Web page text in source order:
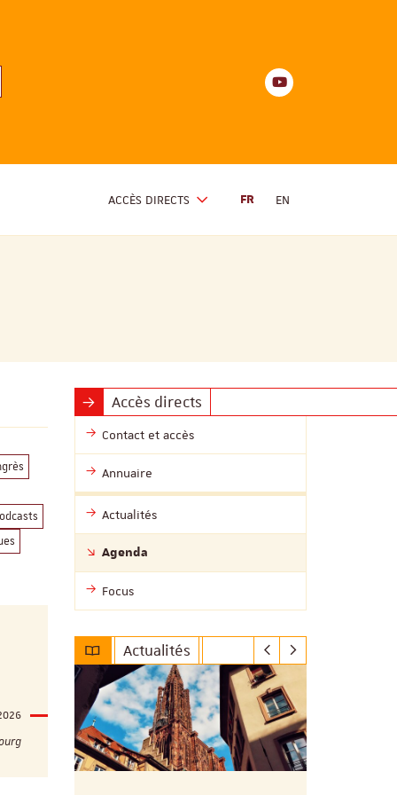
Youtube
ACCÈS DIRECTS FR EN
Accès directs
Contact et accès
Annuaire
Actualités
Agenda
Focus
Actualités